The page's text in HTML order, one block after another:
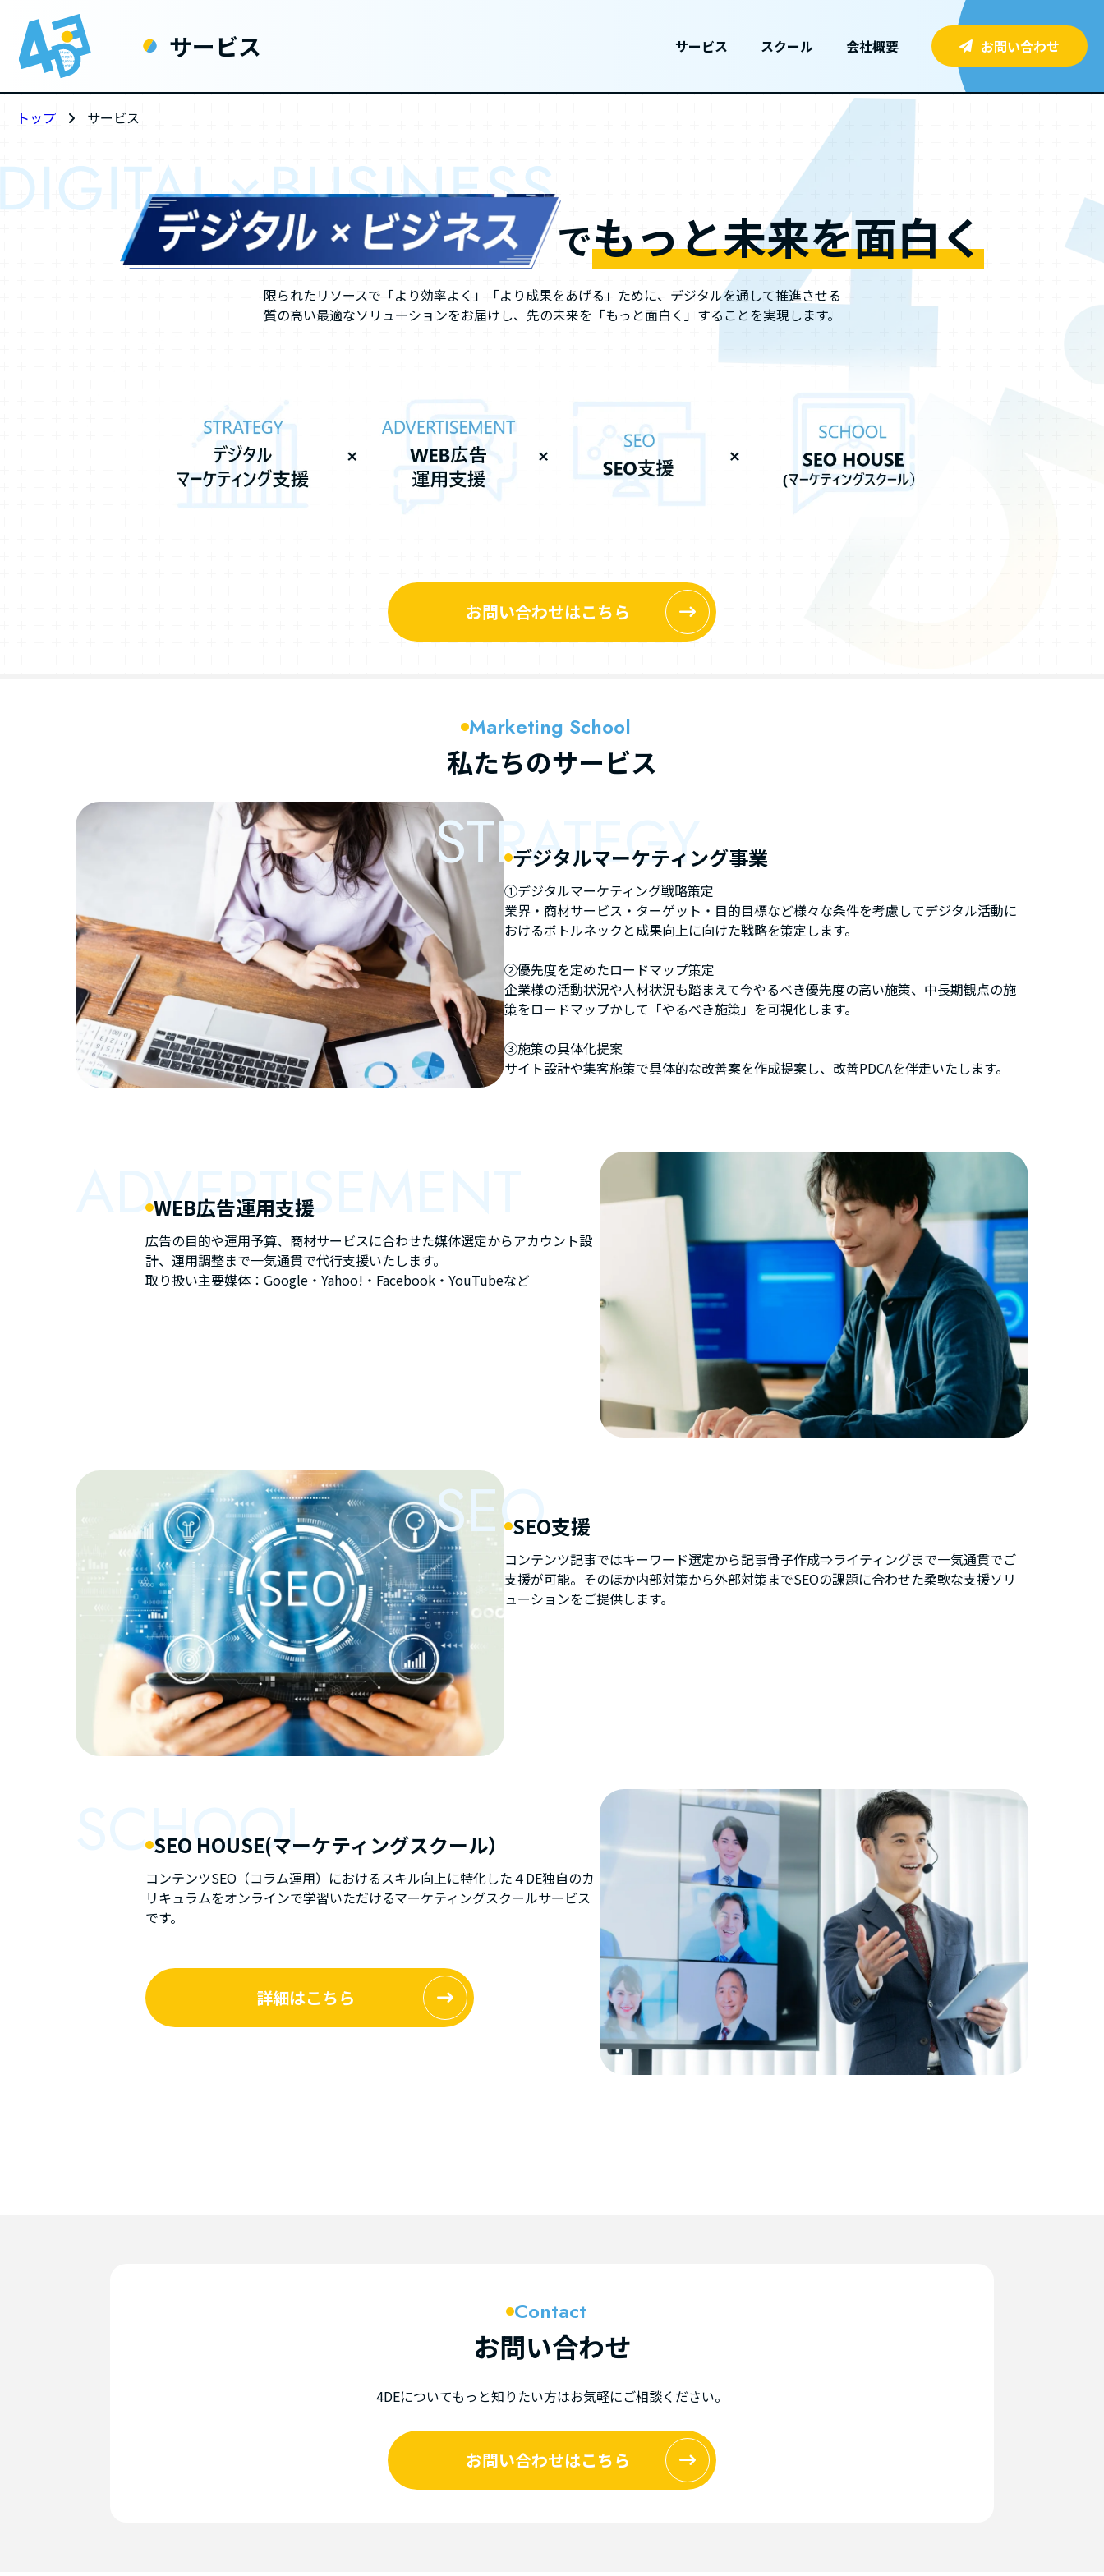
サービス サービス スクール 会社概要 お問い合わせ
トップ サービス
でもっと未来を面白く
限られたリソースで「より効率よく」「より成果をあげる」ために、デジタルを通して推進させる
質の高い最適なソリューションをお届けし、先の未来を「もっと面白く」することを実現します。
お問い合わせはこちら
Marketing School
私たちのサービス
STRATEGY
デジタルマーケティング事業
①デジタルマーケティング戦略策定
業界・商材サービス・ターゲット・目的目標など様々な条件を考慮してデジタル活動に
おけるボトルネックと成果向上に向けた戦略を策定します。
②優先度を定めたロードマップ策定
企業様の活動状況や人材状況も踏まえて今やるべき優先度の高い施策、中長期観点の施
策をロードマップかして「やるべき施策」を可視化します。
③施策の具体化提案
サイト設計や集客施策で具体的な改善案を作成提案し、改善PDCAを伴走いたします。
ADVERTISEMENT
WEB広告運用支援
広告の目的や運用予算、商材サービスに合わせた媒体選定からアカウント設
計、運用調整まで一気通貫で代行支援いたします。
取り扱い主要媒体：Google・Yahoo!・Facebook・YouTubeなど
SEOSEO支援
コンテンツ記事ではキーワード選定から記事骨子作成⇒ライティングまで一気通貫でご
支援が可能。そのほか内部対策から外部対策までSEOの課題に合わせた柔軟な支援ソリ
ューションをご提供します。
SCHOOL
SEO HOUSE(マーケティングスクール）
コンテンツSEO（コラム運用）におけるスキル向上に特化した４DE独自のカ
リキュラムをオンラインで学習いただけるマーケティングスクールサービス
です。
詳細はこちら
Contact
お問い合わせ
4DEについてもっと知りたい方はお気軽にご相談ください。
お問い合わせはこちら